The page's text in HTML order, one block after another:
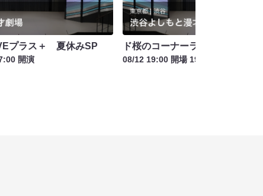
プラス＋ 夏休みSP
開演
ド桜のコーナーライブ「桜会」
08/12 19:00 開場 19:15 開演